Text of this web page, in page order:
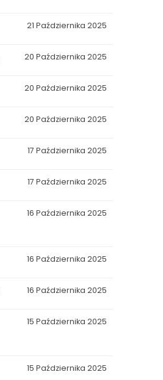
21 Października 2025
20 Października 2025
20 Października 2025
20 Października 2025
17 Października 2025
17 Października 2025
16 Października 2025
16 Października 2025
16 Października 2025
15 Października 2025
15 Października 2025